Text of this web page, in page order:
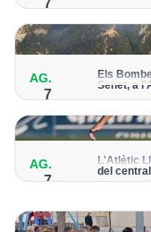
7
Obra de
AG.
7
Els
Senet, a
El cos
AG.
7
L'Atlètic
del